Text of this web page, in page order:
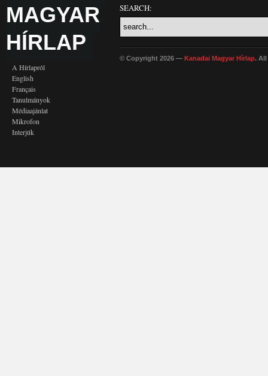
MAGYAR
HÍRLAP
A Hírlapról
English
Français
Tanulmányok
Médiaajánlat
Mikrofon
Interjúk
SEARCH:
© Copyright 2026 — Kanadai Magyar Hírlap. All